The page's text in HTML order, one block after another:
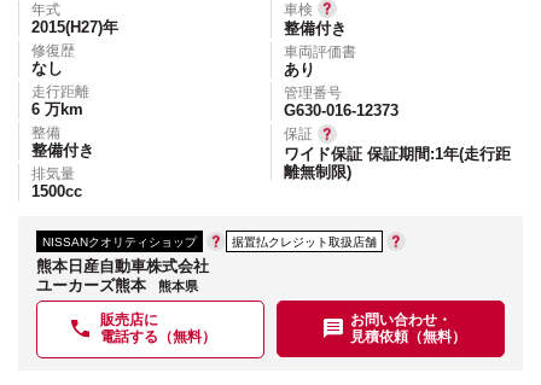
年式
2015(H27)年
修復歴
なし
走行距離
6 万km
整備
整備付き
排気量
1500cc
車検
整備付き
車両評価書
あり
管理番号
G630-016-12373
保証
ワイド保証 保証期間:1年(走行距
離無制限)
NISSANクオリティショップ 据置払クレジット取扱店舗
熊本日産自動車株式会社
ユーカーズ熊本
熊本県
販売店に
電話する（無料）
お問い合わせ・
見積依頼（無料）